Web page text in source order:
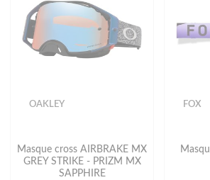
OAKLEY
Masque cross AIRBRAKE MX
GREY STRIKE - PRIZM MX
SAPPHIRE
FOX